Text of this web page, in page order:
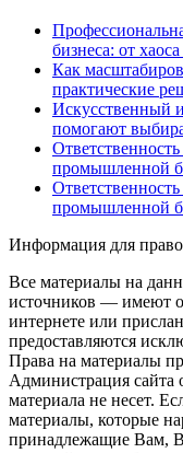
бизнеса: от
Как
практические
Искусственный
помогают
промышленной
промышленной
Информация для
Все материалы на
источников — имеют
интернете или
предоставляются
Права на материалы
Администрация сайта
материала не несет.
материалы, которые
принадлежащие Вам,